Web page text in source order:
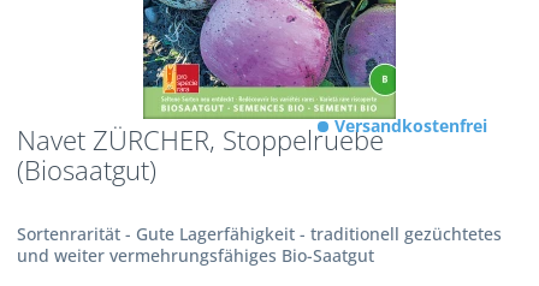
Navet ZÜRCHER, Stoppelruebe
(Biosaatgut)
Sortenrarität - Gute Lagerfähigkeit - traditionell gezüchtetes
und weiter vermehrungsfähiges Bio-Saatgut
Versandkostenfrei